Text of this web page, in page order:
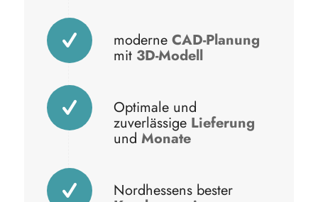
moderne CAD-Planung
mit 3D-Modell
Optimale und
zuverlässige Lieferung
und Monate
Nordhessens bester